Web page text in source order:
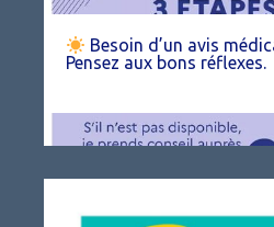
Besoin d’un avis
Pensez aux bons réflexes.